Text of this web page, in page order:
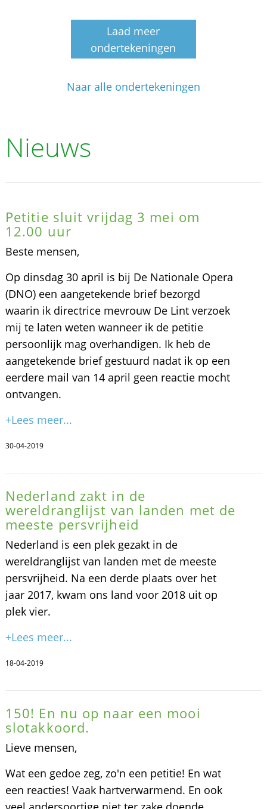
Laad meer
ondertekeningen
Naar alle ondertekeningen
Nieuws
Petitie sluit vrijdag 3 mei om
12.00 uur
Beste mensen,
Op dinsdag 30 april is bij De Nationale Opera
(DNO) een aangetekende brief bezorgd
waarin ik directrice mevrouw De Lint verzoek
mij te laten weten wanneer ik de petitie
persoonlijk mag overhandigen. Ik heb de
aangetekende brief gestuurd nadat ik op een
eerdere mail van 14 april geen reactie mocht
ontvangen.
+Lees meer...
30-04-2019
Nederland zakt in de
wereldranglijst van landen met de
meeste persvrijheid
Nederland is een plek gezakt in de
wereldranglijst van landen met de meeste
persvrijheid. Na een derde plaats over het
jaar 2017, kwam ons land voor 2018 uit op
plek vier.
+Lees meer...
18-04-2019
150! En nu op naar een mooi
slotakkoord.
Lieve mensen,
Wat een gedoe zeg, zo'n een petitie! En wat
een reacties! Vaak hartverwarmend. En ook